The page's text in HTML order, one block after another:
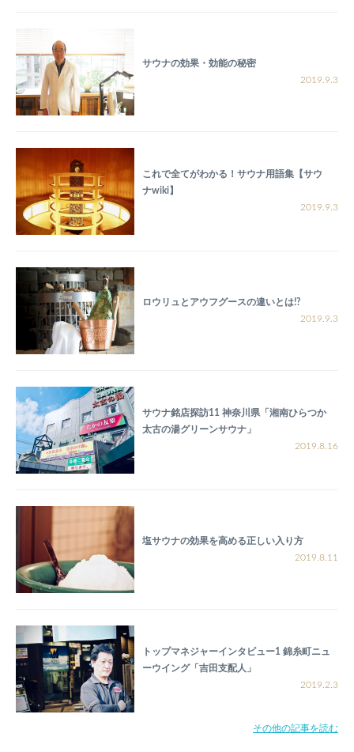
サウナの効果・効能の秘密
2019.9.3
これで全てがわかる！サウナ用語集【サウ
ナwiki】
2019.9.3
ロウリュとアウフグースの違いとは!?
2019.9.3
サウナ銘店探訪11 神奈川県「湘南ひらつか
太古の湯グリーンサウナ」
2019.8.16
塩サウナの効果を高める正しい入り方
2019.8.11
トップマネジャーインタビュー1 錦糸町ニュ
ーウイング「吉田支配人」
2019.2.3
その他の記事を読む